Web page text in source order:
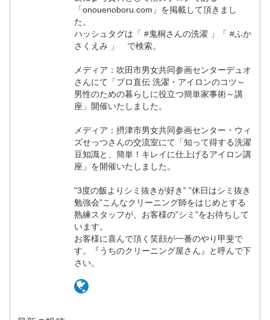
「onouenoboru.com」を掲載して頂きまし
た。
ハッシュタグは「 #鬼桐さんの洗濯 」「 #ふか
さくえみ 」 で検索。
メディア：吹田市男女共同参画センターデュオ
さんにて「プロ直伝 洗濯・アイロンのコツ～
男性のための暮らしに役立つ簡単家事術～講
座」開催いたしました。
メディア：摂津市男女共同参画センター・ウィ
ズせっつさんの交流室にて「知って得する洗濯
豆知識と、簡単！キレイに仕上げるアイロン講
座」を開催いたしました。
”3度の飯よりシミ抜きが好き” ”休日はシミ抜き
勉強会”こんなクリーニング師をはじめとする
熟練スタッフが、お客様の”シミ”をお待ちして
います。
お客様に喜んで頂く笑顔が一番のやり甲斐で
す。『うちのクリーニング屋さん』と呼んで下
さい。